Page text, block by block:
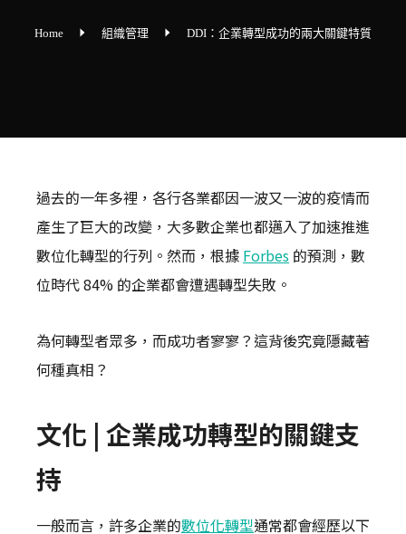
Home 組織管理 DDI：企業轉型成功的兩大關鍵特質
過去的一年多裡，各行各業都因一波又一波的疫情而
產生了巨大的改變，大多數企業也都邁入了加速推進
數位化轉型的行列。然而，根據 Forbes 的預測，數
位時代 84% 的企業都會遭遇轉型失敗。
為何轉型者眾多，而成功者寥寥？這背後究竟隱藏著
何種真相？
文化 | 企業成功轉型的關鍵支
持
一般而言，許多企業的數位化轉型通常都會經歷以下